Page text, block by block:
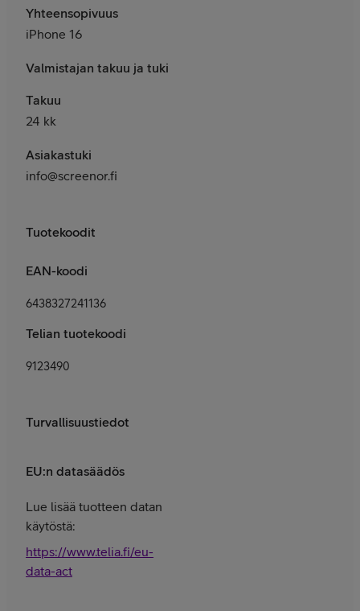
Yhteensopivuus
iPhone 16
Valmistajan takuu ja tuki
Takuu
24 kk
Asiakastuki
info@screenor.fi
Tuotekoodit
EAN-koodi
6438327241136
Telian tuotekoodi
9123490
Turvallisuustiedot
EU:n datasäädös
Lue lisää tuotteen datan
käytöstä:
https://www.telia.fi/eu-
data-act